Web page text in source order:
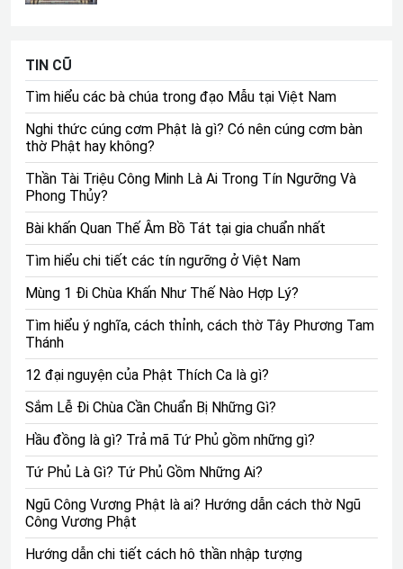
từ khi cúng và khi chắp tay khấn vái.
Ý nghĩa việc thờ Tam Tòa Thánh
Mẫu trong văn hóa Việt
Tam Tòa Thánh Mẫu có ý nghĩa sâu sắc và quan trọng
đối với người dân Việt Nam, đặc biệt trong văn hóa và
tín ngưỡng dân gian . Dưới đây là một số ý nghĩa chính
của Tam Tòa Thánh Mẫu đối với người dân Việt Nam:
Bảo hộ và phù hộ: Tam Tòa Thánh Mẫu được coi là
những vị thần bảo hộ và phù hộ cho con người.
Người dân tin rằng khi tưởng niệm và thờ cúng Tam
Tòa Thánh Mẫu, họ sẽ nhận được sự bảo vệ và sự
giúp đỡ trong cuộc sống hàng ngày. Tam Tòa Thánh
Mẫu được coi là những vị thần mẹ với lòng từ bi,
sẵn sàng lắng nghe và giúp đỡ con người.
Niềm tin và lòng thành kính: Tam Tòa Thánh Mẫu
đại diện cho niềm tin và lòng thành kính của người
dân Việt Nam. Việc thờ cúng Tam Tòa Thánh Mẫu
không chỉ đơn thuần là một nghi lễ tôn giáo, mà còn
là một biểu hiện của lòng tôn trọng và lòng biết ơn
đối với tổ tiên và văn hóa truyền thống.
Tâm linh và niềm hy vọng: Tam Tòa Thánh Mẫu
mang lại niềm hy vọng và sự an ủi tâm linh cho
TIN CŨ
Tìm hiểu các bà chúa trong đạo Mẫu tại Việt Nam
Nghi thức cúng cơm Phật là gì? Có nên cúng cơm bàn
thờ Phật hay không?
Thần Tài Triệu Công Minh Là Ai Trong Tín Ngưỡng Và
Phong Thủy?
Bài khấn Quan Thế Âm Bồ Tát tại gia chuẩn nhất
Tìm hiểu chi tiết các tín ngưỡng ở Việt Nam
Mùng 1 Đi Chùa Khấn Như Thế Nào Hợp Lý?
Tìm hiểu ý nghĩa, cách thỉnh, cách thờ Tây Phương Tam
Thánh
12 đại nguyện của Phật Thích Ca là gì?
Sắm Lễ Đi Chùa Cần Chuẩn Bị Những Gì?
Hầu đồng là gì? Trả mã Tứ Phủ gồm những gì?
Tứ Phủ Là Gì? Tứ Phủ Gồm Những Ai?
Ngũ Công Vương Phật là ai? Hướng dẫn cách thờ Ngũ
Công Vương Phật
Hướng dẫn chi tiết cách hô thần nhập tượng